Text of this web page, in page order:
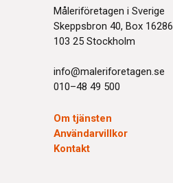
Måleriföretagen i Sverige
Skeppsbron 40, Box 16286
103 25 Stockholm
info@maleriforetagen.se
010–48 49 500
Om tjänsten
Användarvillkor
Kontakt